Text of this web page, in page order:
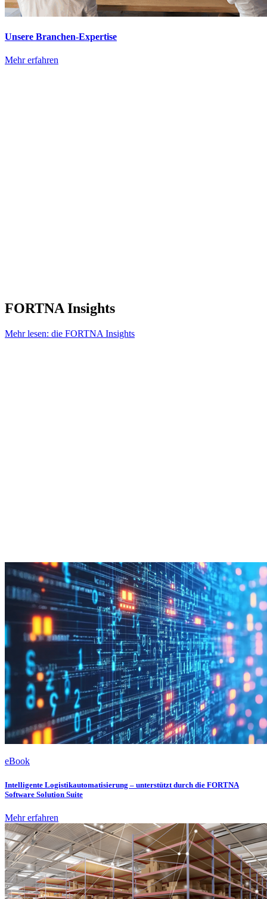
Unsere Branchen-Expertise
Mehr erfahren
FORTNA Insights
Mehr lesen: die FORTNA Insights
eBook
Intelligente Logistikautomatisierung – unterstützt durch die FORTNA
Software Solution Suite
Mehr erfahren